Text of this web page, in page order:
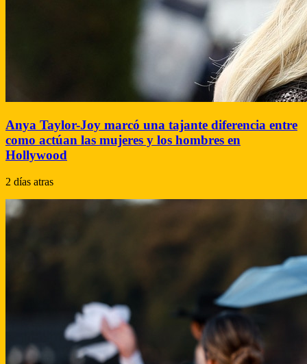
Anya Taylor-Joy marcó una tajante diferencia entre
como actúan las mujeres y los hombres en
Hollywood
2 días atras